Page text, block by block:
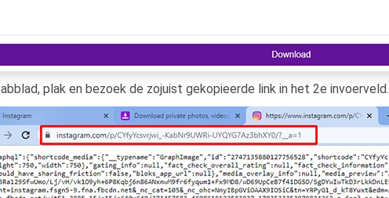
plak en bezoek de zojuist gekopieerde link in het 2e invoerveld.